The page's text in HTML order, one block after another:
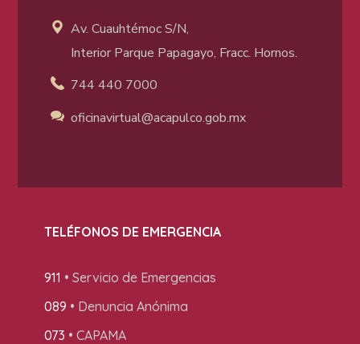
Av. Cuauhtémoc S/N,
Interior Parque Papagayo, Fracc. Hornos.
744 440 7000
oficinavirtual@acapulco.gob.mx
TELÉFONOS DE EMERGENCIA
911 • Servicio de Emergencias
089 • Denuncia Anónima
073 • CAPAMA